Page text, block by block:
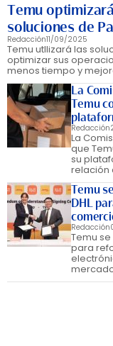
Temu
soluciones de
Redacción11/09/2025
Temu utllizará las
optimizar sus
menos tiempo y
La
Temu
Redacción
La
que
su
relación
Temu
DHL
Redacción
Temu
para